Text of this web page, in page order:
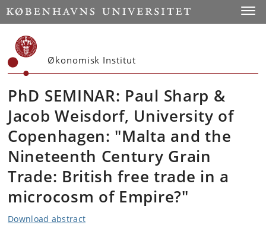
Start
Økonomisk Institut
PhD SEMINAR: Paul Sharp &
Jacob Weisdorf, University of
Copenhagen: "Malta and the
Nineteenth Century Grain
Trade: British free trade in a
microcosm of Empire?"
Download abstract